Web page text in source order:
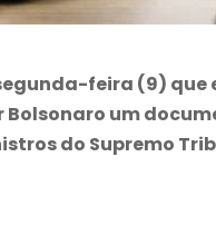
feira (9) que
um
do Supremo